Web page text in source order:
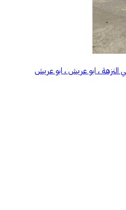
النزهة ، ابو عريش ، ابو عريش